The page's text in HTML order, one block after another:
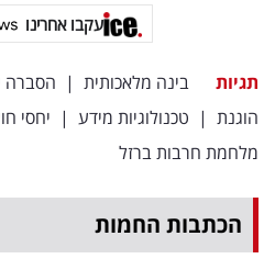
עקבו אחרינו
תגיות בינה מלאכותית | הסברה
הוגנת | טכנולוגיות מידע | יחסי
מלחמת חרבות ברזל
הכתבות החמות